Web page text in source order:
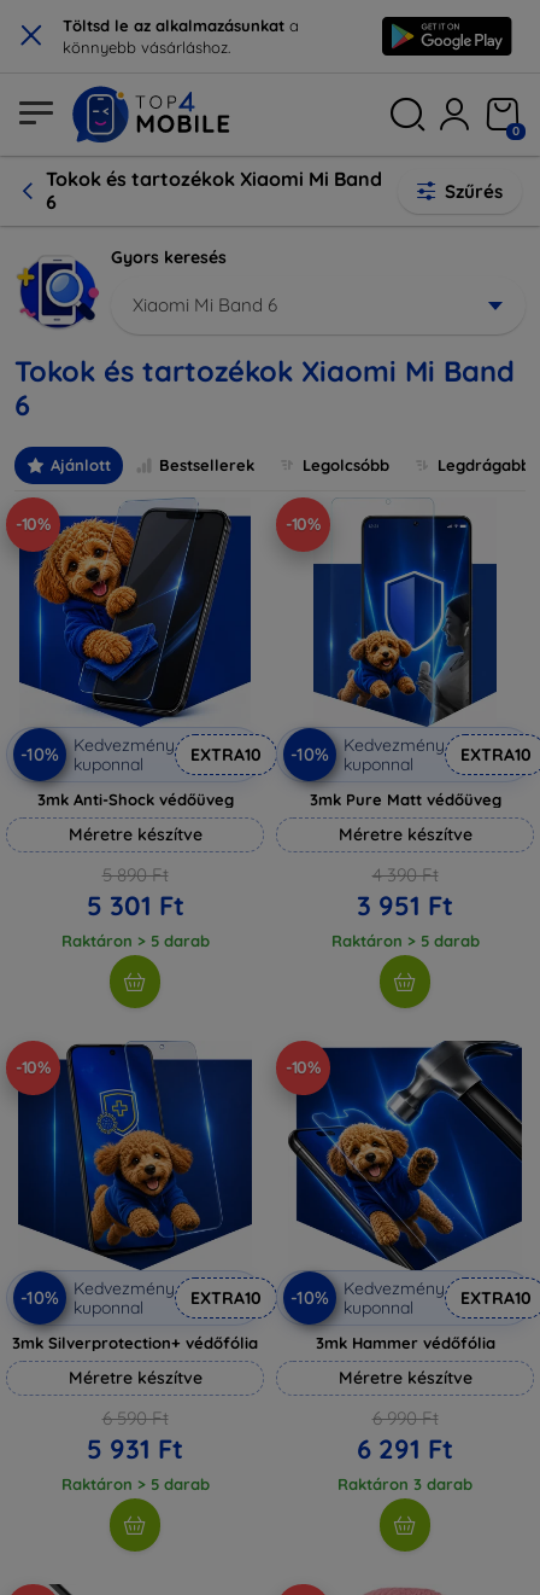
× Töltsd le az alkalmazásunkat a
könnyebb vásárláshoz.
0
Tokok és tartozékok Xiaomi Mi Band
6
Szűrés
Gyors keresés
Xiaomi Mi Band 6
Tokok és tartozékok Xiaomi Mi Band
6
Ajánlott Bestsellerek Legolcsóbb Legdrágabb
-10%
-10%
Kedvezmény
kuponnal
EXTRA10
3mk Anti-Shock védőüveg
Méretre készítve
5 890 Ft
5 301 Ft
Raktáron > 5 darab
-10%
-10%
Kedvezmény
kuponnal
EXTRA10
3mk Pure Matt védőüveg
Méretre készítve
4 390 Ft
3 951 Ft
Raktáron > 5 darab
-10%
-10%
Kedvezmény
kuponnal
EXTRA10
3mk Silverprotection+ védőfólia
Méretre készítve
6 590 Ft
5 931 Ft
Raktáron > 5 darab
-10%
-10%
Kedvezmény
kuponnal
EXTRA10
3mk Hammer védőfólia
Méretre készítve
6 990 Ft
6 291 Ft
Raktáron 3 darab